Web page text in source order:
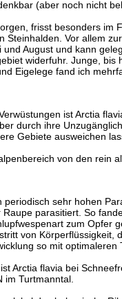
(aber noch nicht
frisst besonders im
Steinhalden. Vor allem
August und kann
widerfuhr. Junge, bis
Eigelege fand ich
ist Arctia
durch ihre
Gebiete ausweichen
von den rein
sehr hohen
parasitiert. So
zum Opfer
von Körperflüssigkeit,
so mit optimaleren
Arctia flavia bei
im Turtmanntal.